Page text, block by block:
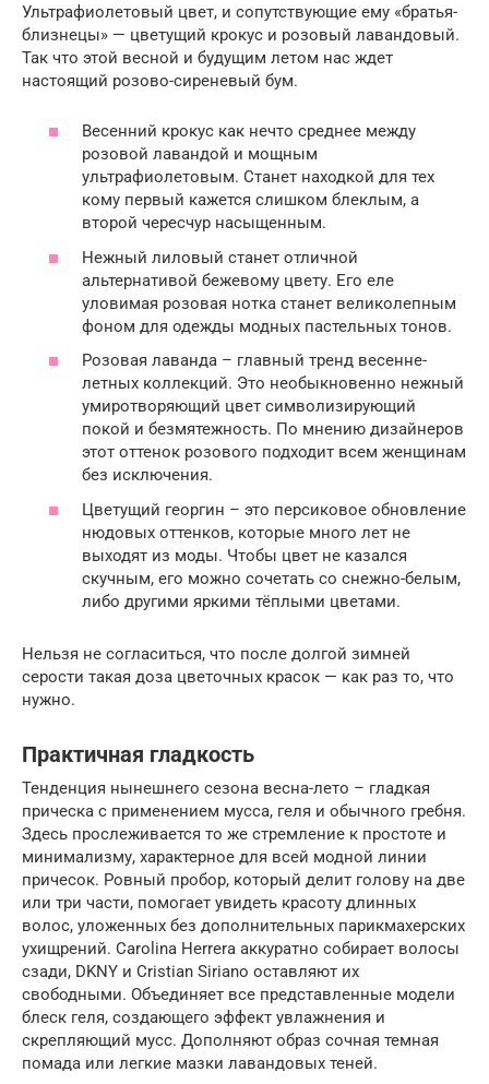
Ультрафиолетовый цвет, и сопутствующие ему «братья-
близнецы» — цветущий крокус и розовый лавандовый.
Так что этой весной и будущим летом нас ждет
настоящий розово-сиреневый бум.
Весенний крокус как нечто среднее между
розовой лавандой и мощным
ультрафиолетовым. Станет находкой для тех
кому первый кажется слишком блеклым, а
второй чересчур насыщенным.
Нежный лиловый станет отличной
альтернативой бежевому цвету. Его еле
уловимая розовая нотка станет великолепным
фоном для одежды модных пастельных тонов.
Розовая лаванда – главный тренд весенне-
летных коллекций. Это необыкновенно нежный
умиротворяющий цвет символизирующий
покой и безмятежность. По мнению дизайнеров
этот оттенок розового подходит всем женщинам
без исключения.
Цветущий георгин – это персиковое обновление
нюдовых оттенков, которые много лет не
выходят из моды. Чтобы цвет не казался
скучным, его можно сочетать со снежно-белым,
либо другими яркими тёплыми цветами.
Нельзя не согласиться, что после долгой зимней
серости такая доза цветочных красок — как раз то, что
нужно.
Практичная гладкость
Тенденция нынешнего сезона весна-лето – гладкая
прическа с применением мусса, геля и обычного гребня.
Здесь прослеживается то же стремление к простоте и
минимализму, характерное для всей модной линии
причесок. Ровный пробор, который делит голову на две
или три части, помогает увидеть красоту длинных
волос, уложенных без дополнительных парикмахерских
ухищрений. Carolina Herrera аккуратно собирает волосы
сзади, DKNY и Cristian Siriano оставляют их
свободными. Объединяет все представленные модели
блеск геля, создающего эффект увлажнения и
скрепляющий мусс. Дополняют образ сочная темная
помада или легкие мазки лавандовых теней.